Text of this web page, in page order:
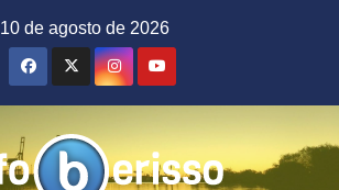
10 de agosto de 2026